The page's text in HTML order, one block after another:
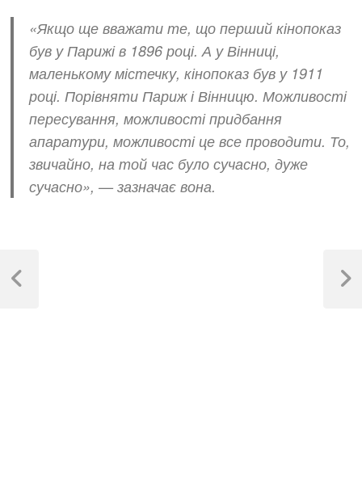
«Якщо ще вважати те, що перший кінопоказ
був у Парижі в 1896 році. А у Вінниці,
маленькому містечку, кінопоказ був у 1911
році. Порівняти Париж і Вінницю. Можливості
пересування, можливості придбання
апаратури, можливості це все проводити. То,
звичайно, на той час було сучасно, дуже
сучасно», — зазначає вона.
записів
Previous
Next